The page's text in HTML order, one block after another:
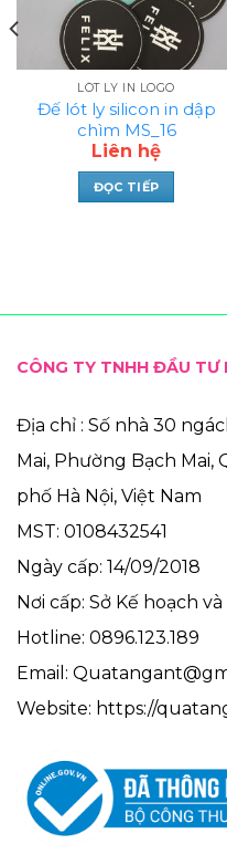
LÓT LY IN LOGO
Đế lót ly silicon in dập
chìm MS_16
Liên hệ
ĐỌC TIẾP
CÔNG TY TNHH ĐẦU TƯ
Địa chỉ : Số nhà 30
Mai, Phường Bạch Mai,
phố Hà Nội, Việt Nam
MST: 0108432541
Ngày cấp: 14/09/2018
Nơi cấp: Sở Kế hoạch
Hotline: 0896.123.189
Email:
Website: https://